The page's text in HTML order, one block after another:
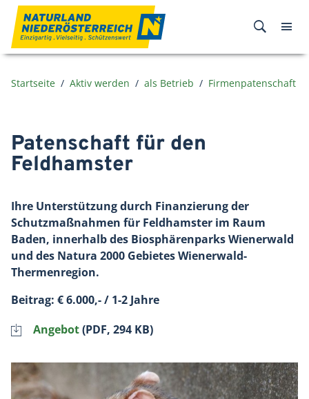
Zum Inhalt
Startseite Aktiv werden als Betrieb Firmenpatenschaft
Patenschaft für den
Feldhamster
Ihre Unterstützung durch Finanzierung der
Schutzmaßnahmen für Feldhamster im Raum
Baden, innerhalb des Biosphärenparks Wienerwald
und des Natura 2000 Gebietes Wienerwald-
Thermenregion.
Beitrag: € 6.000,- / 1-2 Jahre
Angebot(PDF, 294 KB)